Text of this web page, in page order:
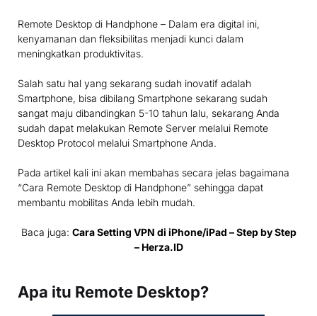
Remote Desktop di Handphone – Dalam era digital ini,
kenyamanan dan fleksibilitas menjadi kunci dalam
meningkatkan produktivitas.
Salah satu hal yang sekarang sudah inovatif adalah
Smartphone, bisa dibilang Smartphone sekarang sudah
sangat maju dibandingkan 5-10 tahun lalu, sekarang Anda
sudah dapat melakukan Remote Server melalui Remote
Desktop Protocol melalui Smartphone Anda.
Pada artikel kali ini akan membahas secara jelas bagaimana
“Cara Remote Desktop di Handphone” sehingga dapat
membantu mobilitas Anda lebih mudah.
Baca juga: Cara Setting VPN di iPhone/iPad – Step by Step
– Herza.ID
Apa itu Remote Desktop?